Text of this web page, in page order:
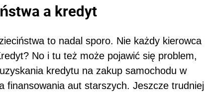
a kredyt
to nadal sporo. Nie każdy kierowca
No i tu też może pojawić się problem,
kredytu na zakup samochodu w
finansowania aut starszych. Jeszcze trudniej